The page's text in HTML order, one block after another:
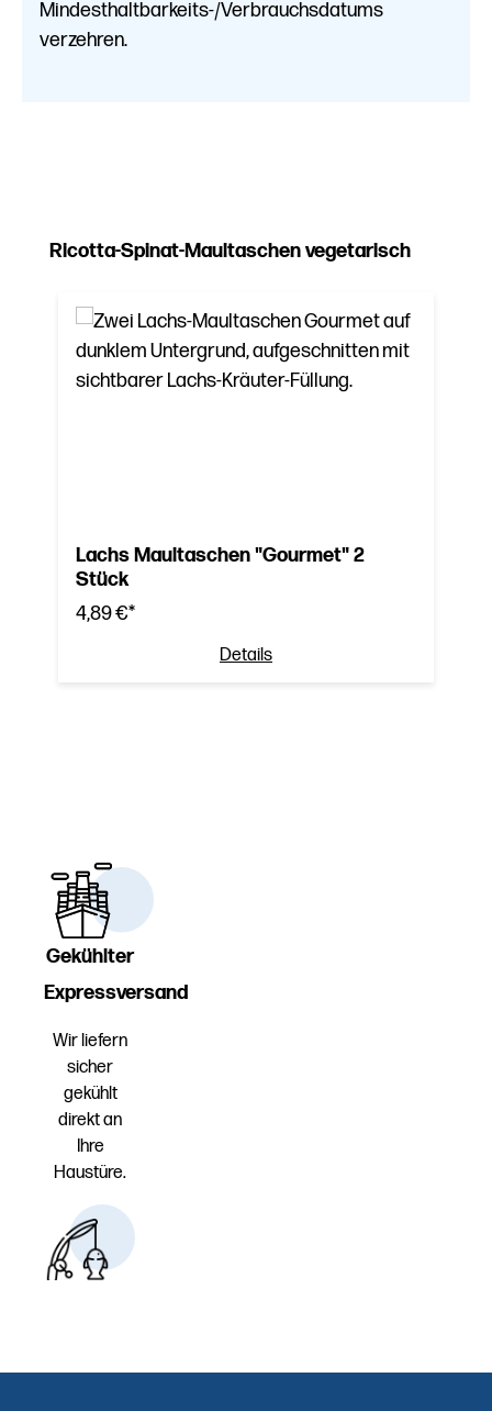
Mindesthaltbarkeits-/Verbrauchsdatums
verzehren.
Produktgalerie überspringen
Ricotta-Spinat-Maultaschen vegetarisch
Lachs Maultaschen "Gourmet" 2
Stück
4,89 €*
Details
Gekühlter
Expressversand
Wir liefern
sicher
gekühlt
direkt an
Ihre
Haustüre.